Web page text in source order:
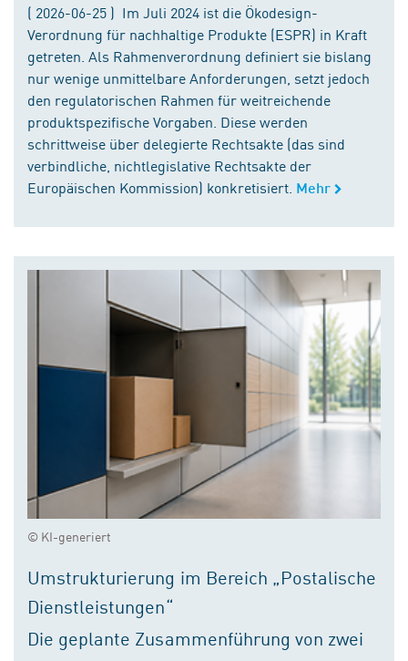
( 2026-06-25 ) Im Juli 2024 ist die Ökodesign-
Verordnung für nachhaltige Produkte (ESPR) in Kraft
getreten. Als Rahmenverordnung definiert sie bislang
nur wenige unmittelbare Anforderungen, setzt jedoch
den regulatorischen Rahmen für weitreichende
produktspezifische Vorgaben. Diese werden
schrittweise über delegierte Rechtsakte (das sind
verbindliche, nichtlegislative Rechtsakte der
Europäischen Kommission) konkretisiert. Mehr
© KI-generiert
Umstrukturierung im Bereich „Postalische
Dienstleistungen“
Die geplante Zusammenführung von zwei